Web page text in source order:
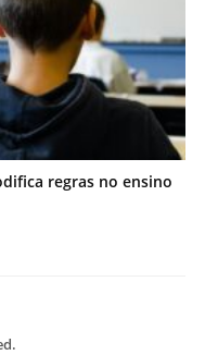
regras no ensino